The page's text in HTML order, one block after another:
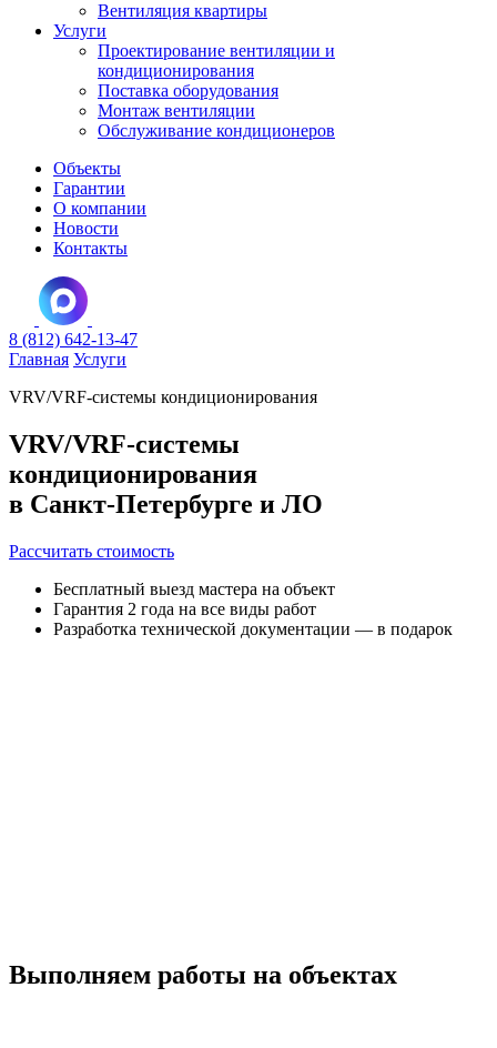
Вентиляция квартиры
Услуги
Проектирование вентиляции и
кондиционирования
Поставка оборудования
Монтаж вентиляции
Обслуживание кондиционеров
Объекты
Гарантии
О компании
Новости
Контакты
8 (812) 642-13-47
Главная Услуги
VRV/VRF-системы кондиционирования
VRV/VRF-системы
кондиционирования
в Санкт-Петербурге и ЛО
Рассчитать стоимость
Бесплатный выезд мастера на объект
Гарантия 2 года на все виды работ
Разработка технической документации — в подарок
Выполняем работы на объектах